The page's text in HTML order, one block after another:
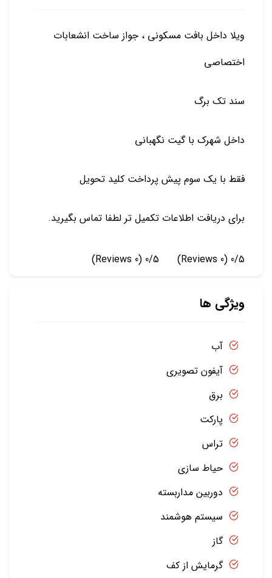
ویلا داخل بافت مسکونی ، جواز ساخت انشعابات
اختصاصی
سند تک برگ
داخل شهرک با گیت نگهبانی
فقط با یک سوم پیش پرداخت کلید تحویل
برای دریافت اطلاعات تکمیل تر لطفا تماس بگیرید.
0/5
(0 Reviews)
0/5
(0 Reviews)
ویژگی ها
آب
آیفون تصویری
برق
پارکت
تراس
حیاط سازی
دوربین مداربسته
سیستم هوشمند
گاز
گرمایش از کف